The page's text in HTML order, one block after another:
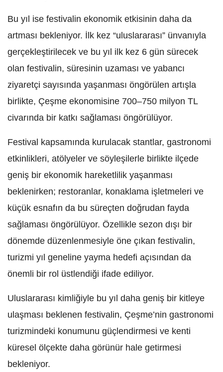
Bu yıl ise festivalin ekonomik etkisinin daha da
artması bekleniyor. İlk kez “uluslararası” ünvanıyla
gerçekleştirilecek ve bu yıl ilk kez 6 gün sürecek
olan festivalin, süresinin uzaması ve yabancı
ziyaretçi sayısında yaşanması öngörülen artışla
birlikte, Çeşme ekonomisine 700–750 milyon TL
civarında bir katkı sağlaması öngörülüyor.
Festival kapsamında kurulacak stantlar, gastronomi
etkinlikleri, atölyeler ve söyleşilerle birlikte ilçede
geniş bir ekonomik hareketlilik yaşanması
beklenirken; restoranlar, konaklama işletmeleri ve
küçük esnafın da bu süreçten doğrudan fayda
sağlaması öngörülüyor. Özellikle sezon dışı bir
dönemde düzenlenmesiyle öne çıkan festivalin,
turizmi yıl geneline yayma hedefi açısından da
önemli bir rol üstlendiği ifade ediliyor.
Uluslararası kimliğiyle bu yıl daha geniş bir kitleye
ulaşması beklenen festivalin, Çeşme’nin gastronomi
turizmindeki konumunu güçlendirmesi ve kenti
küresel ölçekte daha görünür hale getirmesi
bekleniyor.